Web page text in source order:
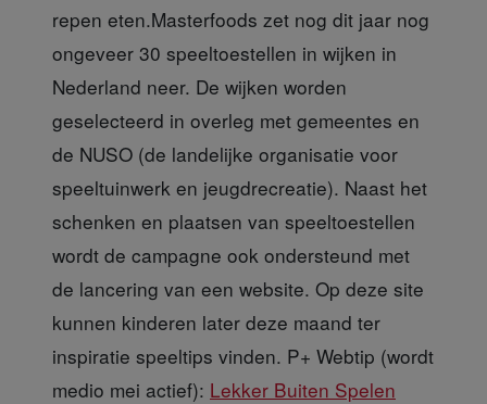
repen eten.Masterfoods zet nog dit jaar nog
ongeveer 30 speeltoestellen in wijken in
Nederland neer. De wijken worden
geselecteerd in overleg met gemeentes en
de NUSO (de landelijke organisatie voor
speeltuinwerk en jeugdrecreatie). Naast het
schenken en plaatsen van speeltoestellen
wordt de campagne ook ondersteund met
de lancering van een website. Op deze site
kunnen kinderen later deze maand ter
inspiratie speeltips vinden. P+ Webtip (wordt
medio mei actief): Lekker Buiten Spelen